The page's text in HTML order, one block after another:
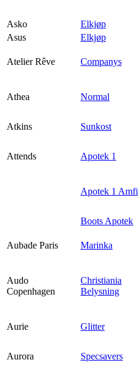
Asko
Elkjøp
Asus
Elkjøp
Atelier Rêve Companys
Athea Normal
Atkins
Sunkost
Attends Apotek 1
Apotek 1 Amfi
Boots Apotek
Aubade Paris
Marinka
Audo
Copenhagen
Christiania
Belysning
Aurie
Glitter
Aurora Specsavers